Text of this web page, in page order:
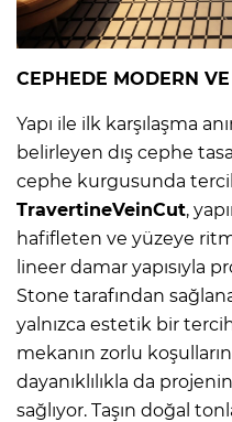
CEPHEDE MODERN
Yapı ile ilk karşılaşma
belirleyen dış cephe
cephe kurgusunda
TravertineVeinCut,
hafifleten ve yüzeye
lineer damar yapısıyla
Stone tarafından
yalnızca estetik bir
mekanın zorlu
dayanıklılıkla da
sağlıyor. Taşın doğal